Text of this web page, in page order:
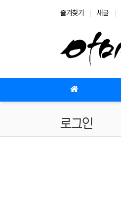
즐겨찾기 새글
로그인